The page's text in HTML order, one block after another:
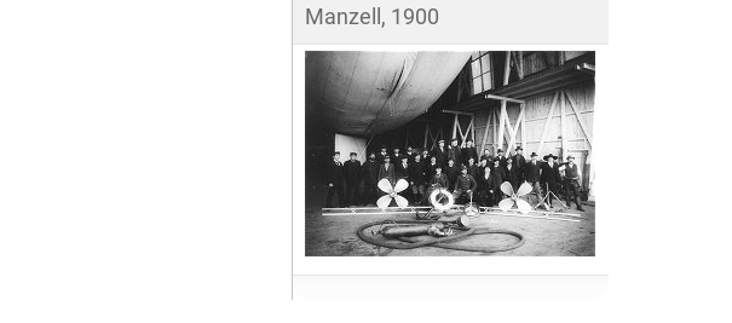
Manzell, 1900